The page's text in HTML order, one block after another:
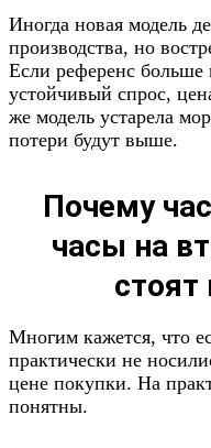
Иногда новая модель
производства, но
Если референс больше
устойчивый спрос,
же модель устарела
потери будут выше.
Почему
часы на
стоят
Многим кажется, что
практически не
цене покупки. На
понятны.